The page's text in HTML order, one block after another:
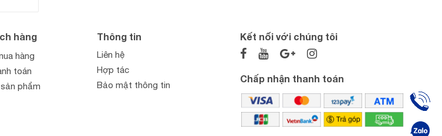
hàng
hàng
toán
phẩm
Thông tin
Liên hệ
Hợp tác
Bảo mật thông tin
Kết nối với chúng tôi
Chấp nhận thanh toán